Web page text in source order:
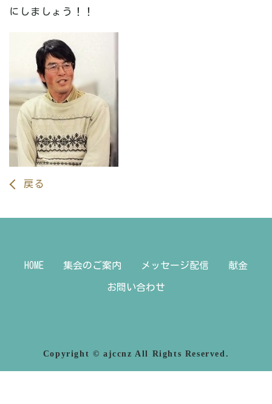
にしましょう！！
戻る
HOME 集会のご案内 メッセージ配信 献金
お問い合わせ
Copyright © ajccnz All Rights Reserved.